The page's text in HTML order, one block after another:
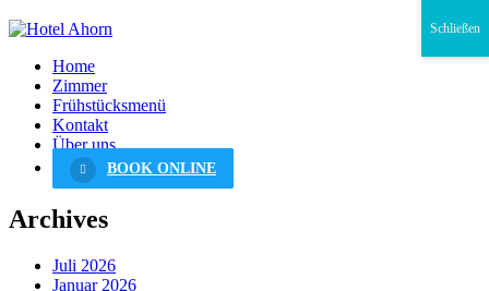
Home
Zimmer
Frühstücksmenü
Kontakt
Über uns
BOOK ONLINE
Archives
Juli 2026
Januar 2026
Schließen